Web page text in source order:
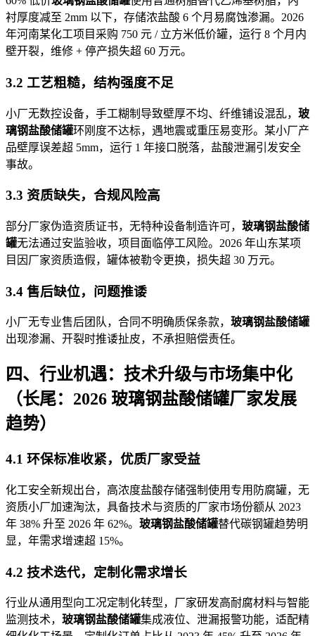
衬厚度减至 2mm 以下，存储浓盐酸 6 个月易腐蚀渗漏。2026
年河南某化工项目采购 750 元 / 立方米低价罐，运行 8 个月内
壁开裂，维修 + 停产损失超 60 万元。
3.2 工艺粗糙，结构强度不足
小厂无数控设备，手工糊制导致壁厚不均、纤维铺设混乱， 玻
璃钢盐酸储罐环刚度不达标，遇地震或重压易变形。某小厂产
品壁厚误差超 5mm，运行 1 年接口脱落，盐酸泄漏引发安全
事故。
3.3 资质缺失，合规风险高
部分厂家伪造资质证书，无特种设备制造许可， 玻璃钢盐酸储
罐无法通过安监验收，项目面临停工风险。2026 年山东某项
目因厂家资质造假，罐体被勒令更换，损失超 30 万元。
3.4 售后缺位，问题推诿
小厂无专业售后团队，合同不明确质保条款， 玻璃钢盐酸储罐
出现渗漏、开裂时推诿扯皮，不承担赔偿责任。
四、行业机遇：技术升级与市场集中化
（长尾：2026 玻璃钢盐酸储罐厂家发展
趋势）
4.1 环保标准收紧，优质厂家受益
化工安全新规出台，高浓度盐酸存储强制使用专用防腐罐，无
资质小厂加速淘汰，具备技术与资质的厂家市场份额从 2023
年 38% 升至 2026 年 62%。 玻璃钢盐酸储罐替代碳钢罐趋势明
显，年需求增速超 15%。
4.2 技术迭代，定制化需求增长
行业从通用型向工况定制化转型，厂家研发高耐腐材料与智能
监测技术， 玻璃钢盐酸储罐集成液位、泄漏报警功能，适配精